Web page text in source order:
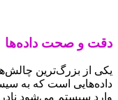
دقت و صحت داده‌ها
یکی از بزرگ‌ترین
داده‌هایی است که به
وارد سیستم می‌شود